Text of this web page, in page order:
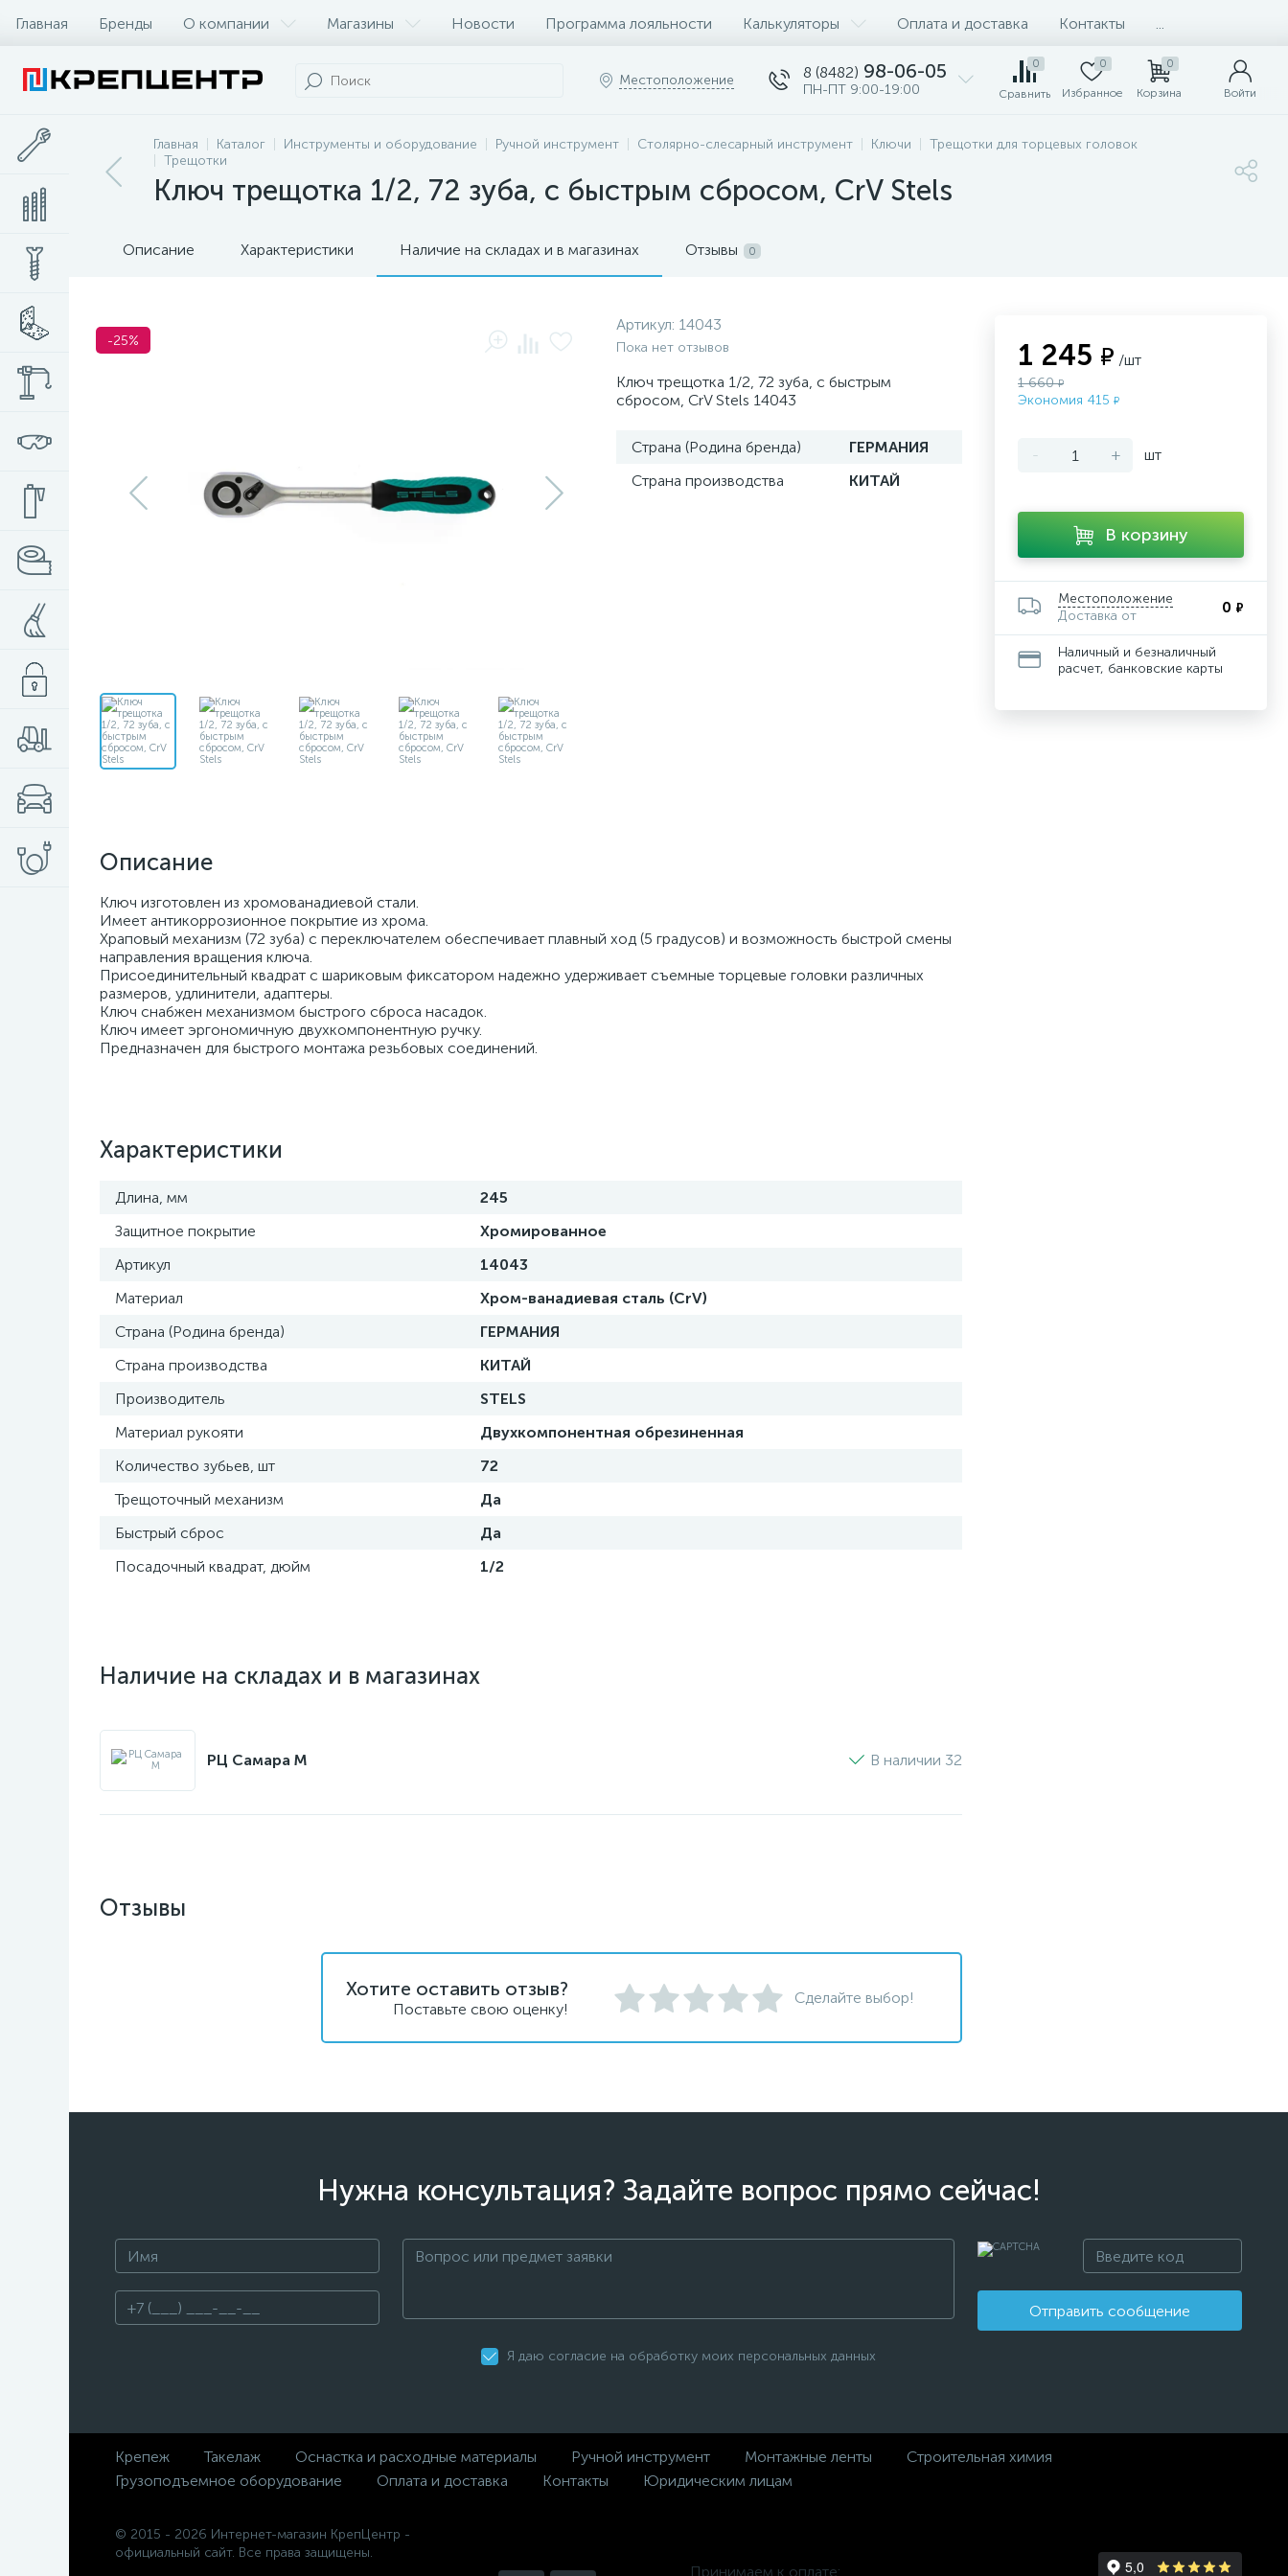
Главная Бренды О компании Магазины Новости Программа лояльности Калькуляторы Оплата и доставка Контакты
Местоположение 8 (8482) 98-06-05
ПН-ПТ 9:00-19:00
0
Сравнить
0
Избранное
0
Корзина Войти
Главная Каталог Инструменты и оборудование Ручной инструмент Столярно-слесарный инструмент Ключи
Трещотки для торцевых головок
Трещотки
Ключ трещотка 1/2, 72 зуба, с быстрым сбросом, СrV Stels
Описание Характеристики Наличие на складах и в магазинах Отзывы 0
-25%
Артикул: 14043
Пока нет отзывов
Ключ трещотка 1/2, 72 зуба, с быстрым
сбросом, СrV Stels 14043
Страна (Родина бренда)
ГЕРМАНИЯ
Страна производства
КИТАЙ
Описание
Ключ изготовлен из хромованадиевой стали.
Имеет антикоррозионное покрытие из хрома.
Храповый механизм (72 зуба) с переключателем обеспечивает плавный ход (5 градусов) и возможность быстрой смены
направления вращения ключа.
Присоединительный квадрат с шариковым фиксатором надежно удерживает съемные торцевые головки различных
размеров, удлинители, адаптеры.
Ключ снабжен механизмом быстрого сброса насадок.
Ключ имеет эргономичную двухкомпонентную ручку.
Предназначен для быстрого монтажа резьбовых соединений.
Характеристики
Длина, мм
245
Защитное покрытие
Хромированное
Артикул
14043
Материал
Хром-ванадиевая сталь (CrV)
Страна (Родина бренда)
ГЕРМАНИЯ
Страна производства
КИТАЙ
Производитель
STELS
Материал рукояти
Двухкомпонентная обрезиненная
Количество зубьев, шт
72
Трещоточный механизм
Да
Быстрый сброс
Да
Посадочный квадрат, дюйм
1/2
Наличие на складах и в магазинах
РЦ Самара M В наличии 32
1 245 ₽ /шт
1 660₽
Экономия 415 ₽
- + шт
В корзину
Местоположение
Доставка от
0 ₽
Наличный и безналичный
расчет, банковские карты
Отзывы
Хотите оставить отзыв?
Поставьте свою оценку!
Сделайте выбор!
Нужна консультация? Задайте вопрос прямо сейчас!
Отправить сообщение
Я даю согласие на обработку моих персональных данных
Крепеж Такелаж Оснастка и расходные материалы Ручной инструмент Монтажные ленты
Строительная химия
Грузоподъемное оборудование
Оплата и доставка Контакты Юридическим лицам
© 2015 - 2026 Интернет-магазин КрепЦентр -
официальный сайт. Все права защищены.
Принимаем к оплате: